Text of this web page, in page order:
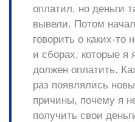
оплатил, но деньги
вывели. Потом
говорить о каких-то
и сборах, которые я
должен оплатить.
раз появлялись
причины, почему я
получить свои